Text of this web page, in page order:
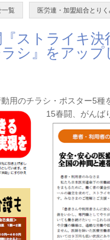
一覧 医労連・加盟組合とり
ストライキ
シ』をアップ
用のチラシ・ポスター5種
15春闘、がんば